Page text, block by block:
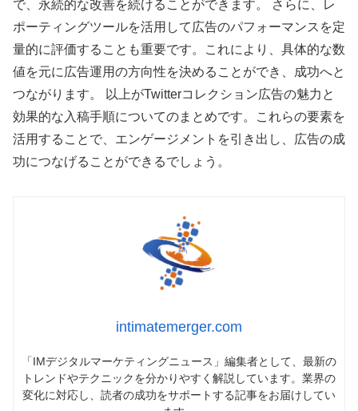
で、永続的な改善を続けることができます。 さらに、レ
ポーティングツールを活用して広告のパフォーマンスを定
量的に評価することも重要です。これにより、具体的な数
値を元に広告運用の方向性を決めることができ、成功へと
つながります。 以上がTwitterコレクション広告の魅力と
効果的な入稿手順についてのまとめです。これらの要素を
活用することで、エンゲージメントを引き出し、広告の成
功につなげることができるでしょう。
intimatemerger.com
「IMデジタルマーケティングニュース」編集者として、最新の
トレンドやテクニックを分かりやすく解説しています。業界の
変化に対応し、読者の成功をサポートする記事をお届けしてい